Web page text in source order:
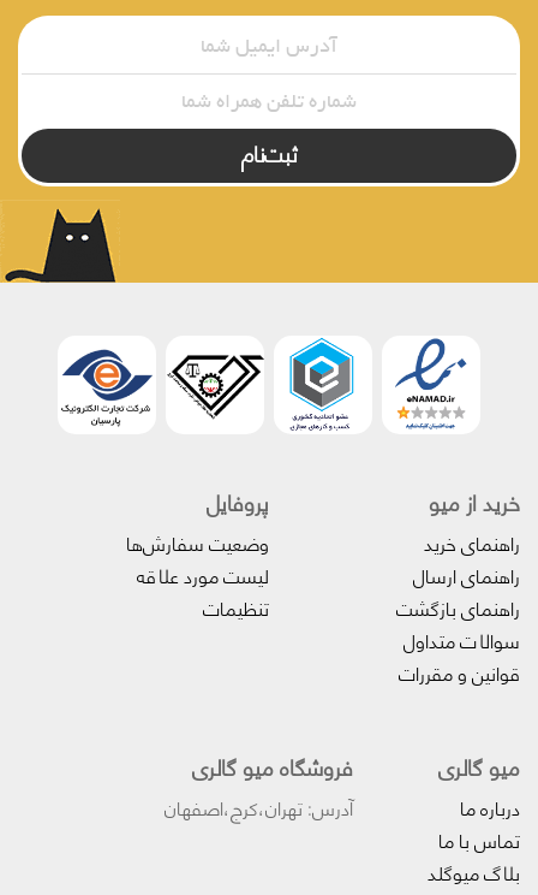
ثبت‌نام
خرید از میو
راهنمای خرید
راهنمای ارسال
راهنمای بازگشت
سوالات متداول
قوانین و مقررات
پروفایل‌
وضعیت سفارش‌ها
لیست مورد علاقه
تنظیمات
میو گالری
درباره ما
تماس با ما
بلاگ میوگلد
فروشگاه میو گالری
آدرس: تهران،کرج،اصفهان